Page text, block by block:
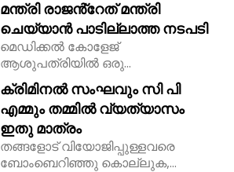
മന്ത്രി രാജൻ്റേത് മന്ത്രി
ചെയ്യാൻ പാടില്ലാത്ത നടപടി
മെഡിക്കൽ കോളേജ്
ആശുപത്രിയിൽ ഒരു...
ക്രിമിനൽ സംഘവും സി പി
എമ്മും തമ്മിൽ വ്യത്യാസം
ഇതു മാത്രം
തങ്ങളോട് വിയോജിപ്പുള്ളവരെ
ബോംബെറിഞ്ഞു കൊല്ലുക,...